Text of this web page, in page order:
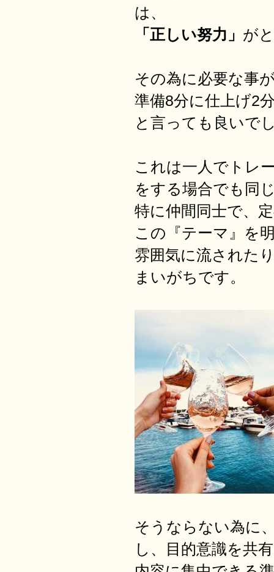
は、
「正しい努力」 が
その為に必要な事
準備8分に仕上げ2
と言っても良いで
これは一人でトレ
をする場合でも同
特に仲間同士で、
この『テーマ』を
雰囲気に流された
まいがちです。
そうならない為に
し、目的意識を共